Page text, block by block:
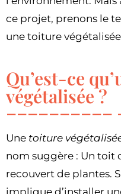
ce projet, prenons le
une toiture
Qu’est-ce
végétalisée ?
Une toiture
nom suggère : Un toit
recouvert de plantes.
implique d’installer